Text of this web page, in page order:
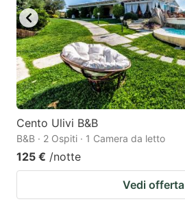
Cento Ulivi B&B
B&B · 2 Ospiti · 1 Camera da letto
125 € /notte
Vedi offerta